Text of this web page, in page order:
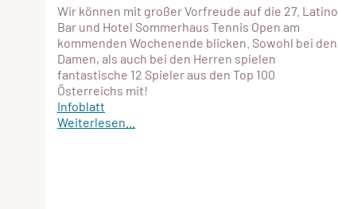
Wir können mit großer Vorfreude auf die 27. Latino
Bar und Hotel Sommerhaus Tennis Open am
kommenden Wochenende blicken. Sowohl bei den
Damen, als auch bei den Herren spielen
fantastische 12 Spieler aus den Top 100
Österreichs mit!
Infoblatt
Weiterlesen...